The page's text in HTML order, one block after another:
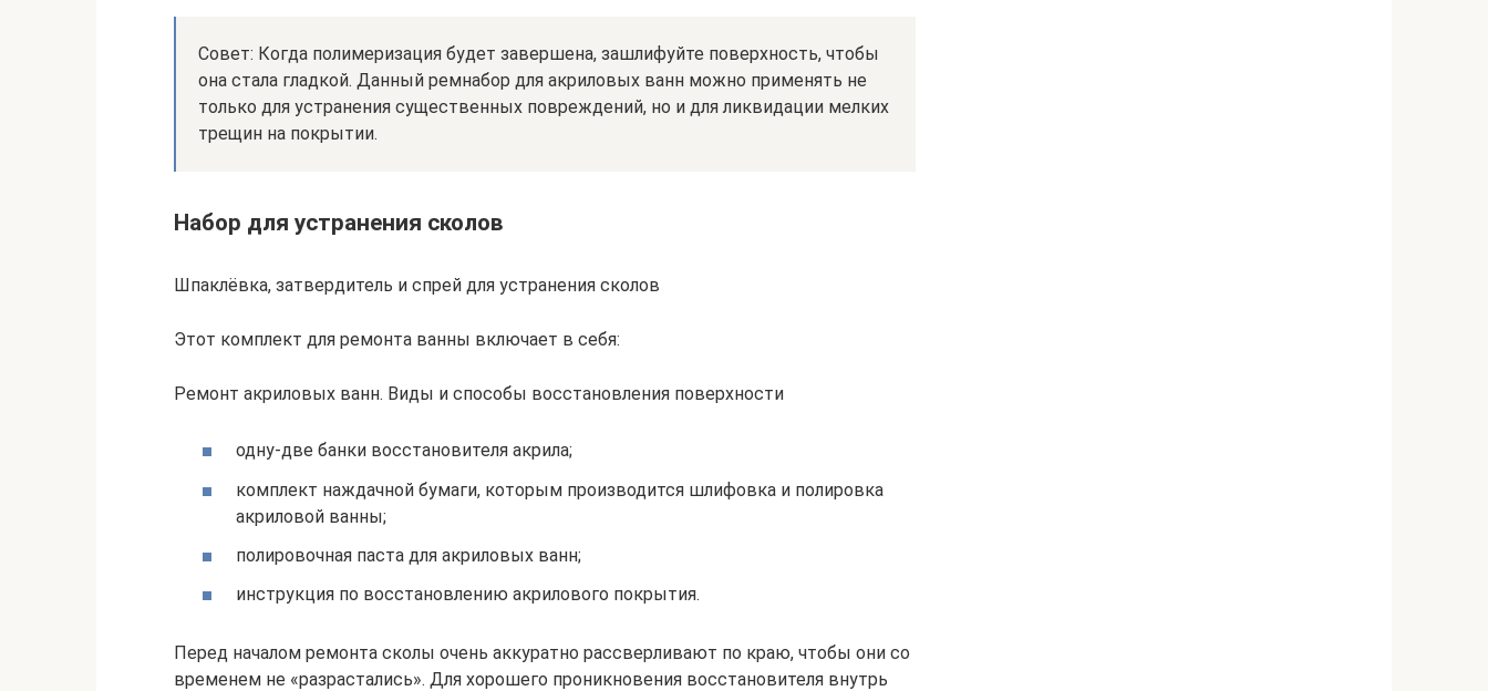
Совет: Когда полимеризация будет завершена, зашлифуйте поверхность, чтобы
она стала гладкой. Данный ремнабор для акриловых ванн можно применять не
только для устранения существенных повреждений, но и для ликвидации мелких
трещин на покрытии.
Набор для устранения сколов
Шпаклёвка, затвердитель и спрей для устранения сколов
Этот комплект для ремонта ванны включает в себя:
Ремонт акриловых ванн. Виды и способы восстановления поверхности
одну-две банки восстановителя акрила;
комплект наждачной бумаги, которым производится шлифовка и полировка
акриловой ванны;
полировочная паста для акриловых ванн;
инструкция по восстановлению акрилового покрытия.
Перед началом ремонта сколы очень аккуратно рассверливают по краю, чтобы они со
временем не «разрастались». Для хорошего проникновения восстановителя внутрь